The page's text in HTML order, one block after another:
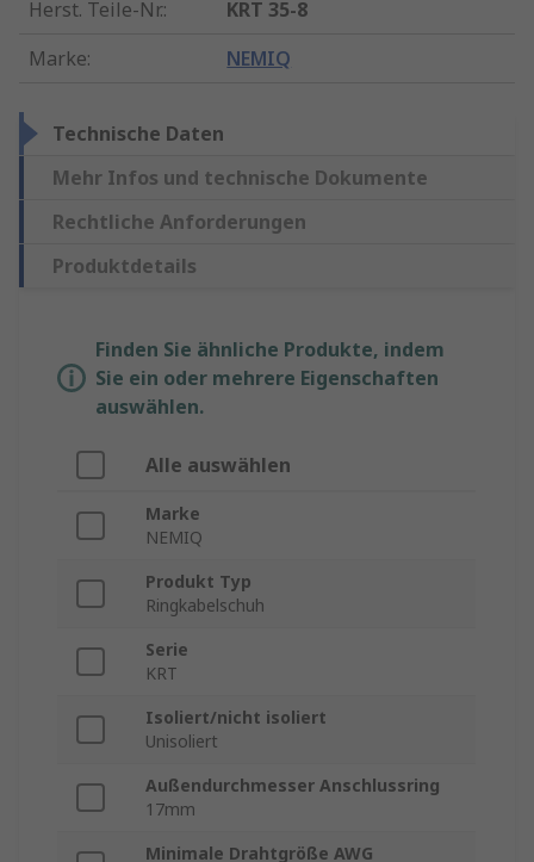
Herst. Teile-Nr.:
KRT 35-8
Marke: NEMIQ
Technische Daten
Mehr Infos und technische Dokumente
Rechtliche Anforderungen
Produktdetails
Finden Sie ähnliche Produkte, indem
Sie ein oder mehrere Eigenschaften
auswählen.
Alle auswählen
Marke
NEMIQ
Produkt Typ
Ringkabelschuh
Serie
KRT
Isoliert/nicht isoliert
Unisoliert
Außendurchmesser Anschlussring
17mm
Minimale Drahtgröße AWG